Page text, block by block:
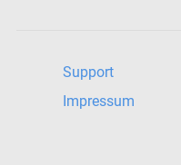
Support
Impressum